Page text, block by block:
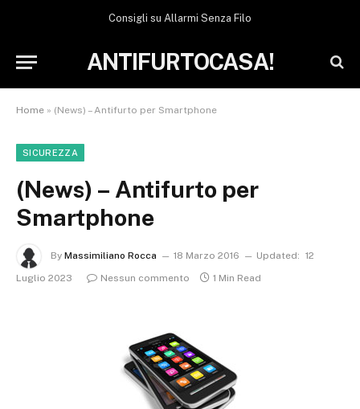
Consigli su Allarmi Senza Filo
ANTIFURTOCASA!
Home » (News) – Antifurto per Smartphone
SICUREZZA
(News) – Antifurto per
Smartphone
By Massimiliano Rocca 18 Marzo 2016 Updated: 12
Luglio 2023
Nessun commento 1 Min Read